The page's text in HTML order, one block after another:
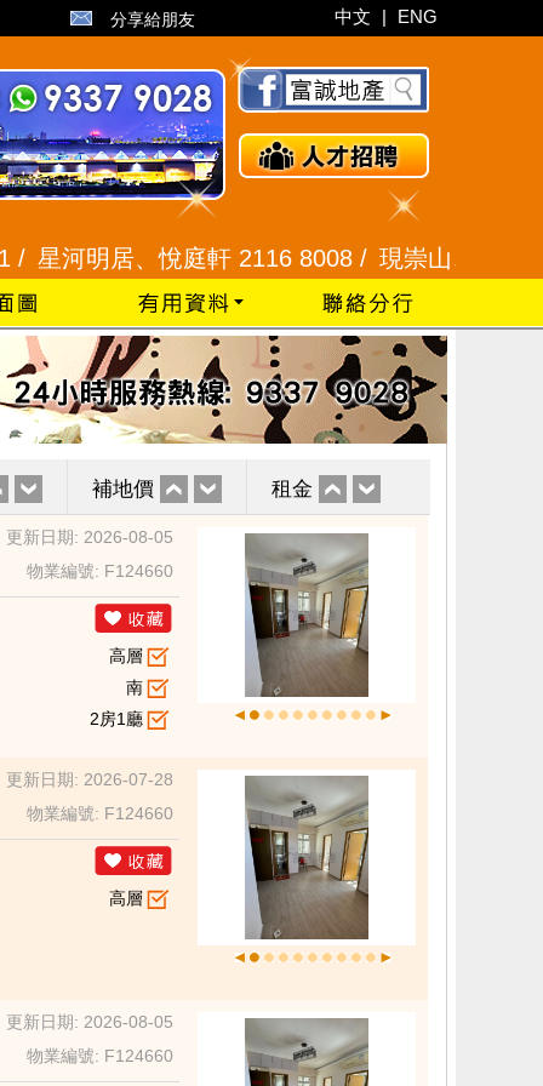
分享給朋友 中文 | ENG
明居、悅庭軒 2116 8008 /現崇山、譽港灣
補地價 租金
更新日期: 2026-08-05
物業編號: F124660
高層
南
2房1廳
更新日期: 2026-07-28
物業編號: F124660
高層
更新日期: 2026-08-05
物業編號: F124660